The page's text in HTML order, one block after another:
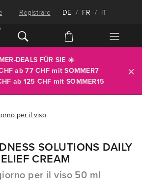
Registrare DE / FR / IT
DEALS FÜR SIE ☀️
ab 77 CHF mitSOMMER7
ab 125 CHF mit SOMMER15
per il viso
SOLUTIONS DAILY
CREAM
per il viso 50 ml